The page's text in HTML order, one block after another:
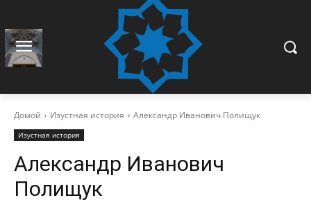
Домой Изустная история Александр Иванович Полищук
Изустная история
Александр Иванович
Полищук